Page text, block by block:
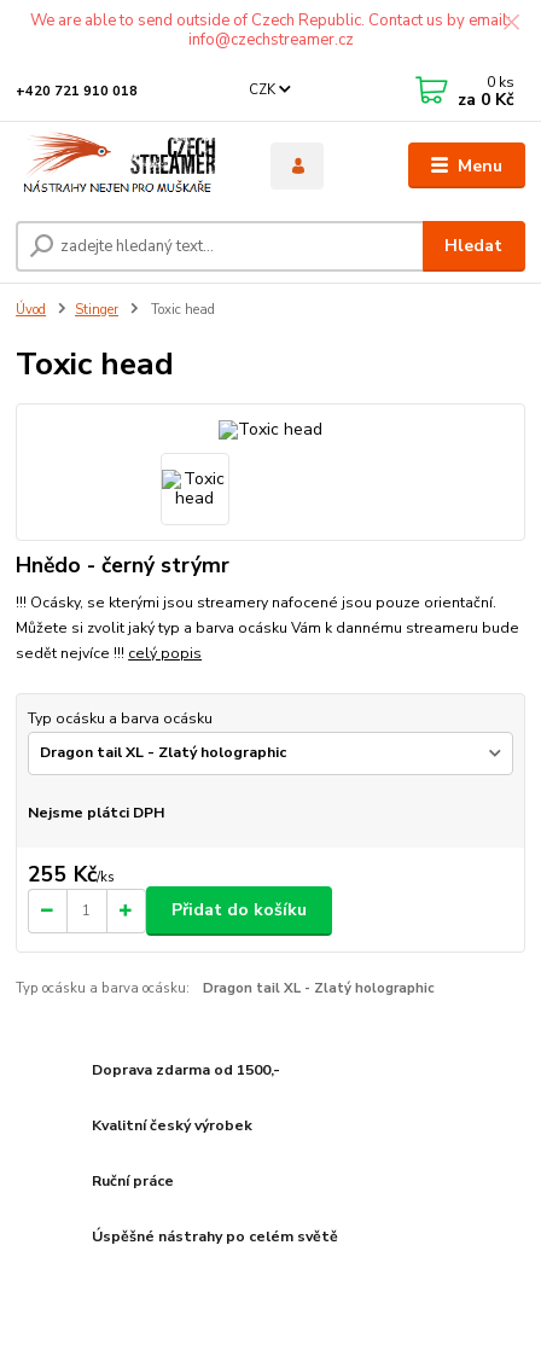
We are able to send outside of Czech Republic. Contact us by email:
info@czechstreamer.cz
Menu
CZK
Hledat
+420 721 910 018 0 ks
za 0 Kč
Úvod Stinger Toxic head
Toxic head
Hnědo - černý strýmr
!!! Ocásky, se kterými jsou streamery nafocené jsou pouze orientační.
Můžete si zvolit jaký typ a barva ocásku Vám k dannému streameru bude
sedět nejvíce !!! celý popis
Typ ocásku a barva ocásku
Nejsme plátci DPH
255 Kč/ks
Přidat do košíku
Typ ocásku a barva ocásku: Dragon tail XL - Zlatý holographic
Doprava zdarma od 1500,-
Kvalitní český výrobek
Ruční práce
Úspěšné nástrahy po celém světě